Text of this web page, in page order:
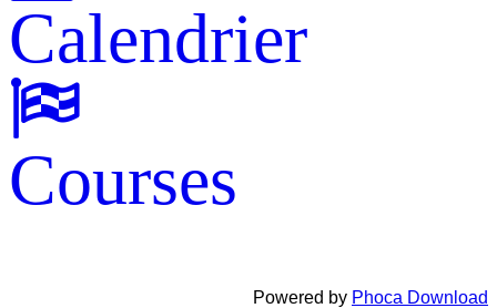
Calendrier
Courses
Powered by Phoca Download